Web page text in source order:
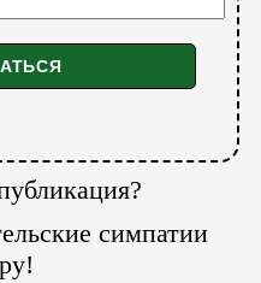
симпатии